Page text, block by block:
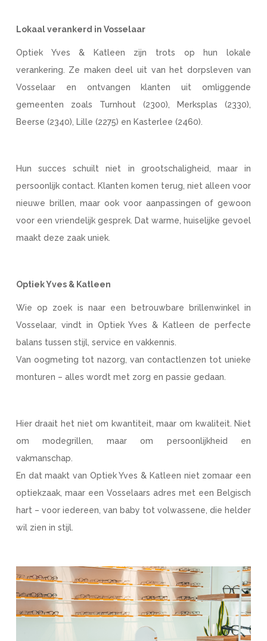
Lokaal verankerd in Vosselaar
Optiek Yves & Katleen zijn trots op hun lokale
verankering. Ze maken deel uit van het dorpsleven van
Vosselaar en ontvangen klanten uit omliggende
gemeenten zoals Turnhout (2300), Merksplas (2330),
Beerse (2340), Lille (2275) en Kasterlee (2460).
Hun succes schuilt niet in grootschaligheid, maar in
persoonlijk contact. Klanten komen terug, niet alleen voor
nieuwe brillen, maar ook voor aanpassingen of gewoon
voor een vriendelijk gesprek. Dat warme, huiselijke gevoel
maakt deze zaak uniek.
Optiek Yves & Katleen
Wie op zoek is naar een betrouwbare brillenwinkel in
Vosselaar, vindt in Optiek Yves & Katleen de perfecte
balans tussen stijl, service en vakkennis.
Van oogmeting tot nazorg, van contactlenzen tot unieke
monturen – alles wordt met zorg en passie gedaan.
Hier draait het niet om kwantiteit, maar om kwaliteit. Niet
om modegrillen, maar om persoonlijkheid en
vakmanschap.
En dat maakt van Optiek Yves & Katleen niet zomaar een
optiekzaak, maar een Vosselaars adres met een Belgisch
hart – voor iedereen, van baby tot volwassene, die helder
wil zien in stijl.